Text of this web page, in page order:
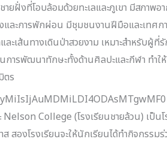
ยฝั่งที่โอบล้อมด้วยทะเลและภูเขา มีสภาพอ
และการพักผ่อน มีชุมชนงานฝีมือและเทศก
ส้นทางเดินป่าสวยงาม เหมาะสำหรับผู้ที่รั
ารพัฒนาทักษะทั้งด้านศิลปะและกีฬา ทำใ
ตร
College (โรงเรียนชายล้วน) เป็นโ
สองโรงเรียนจะให้นักเรียนได้ทำกิจกรรม